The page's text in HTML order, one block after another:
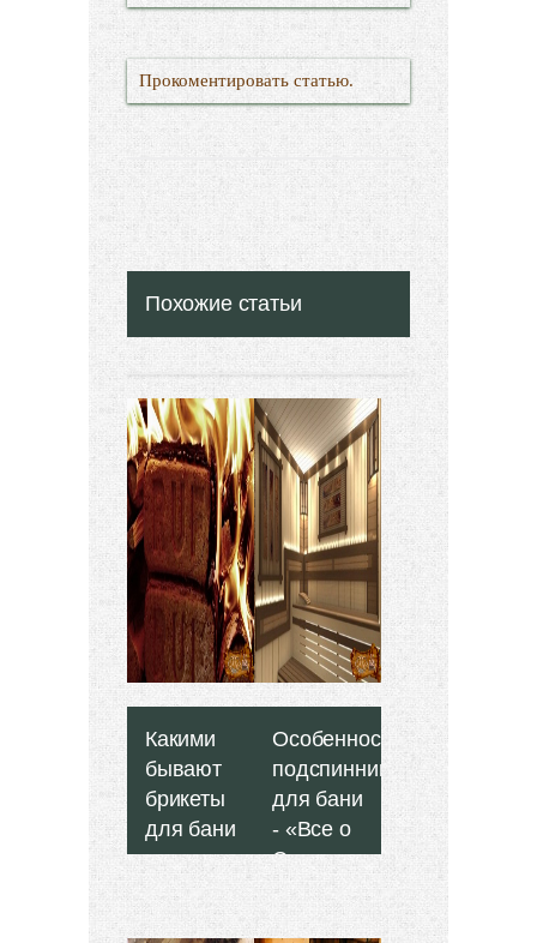
Прокоментировать статью.
Похожие статьи
Какими
бывают
брикеты
для бани
и как
пользоваться?
Особенности
подспинников
для бани
- «Все о
Сауне и
Банях»